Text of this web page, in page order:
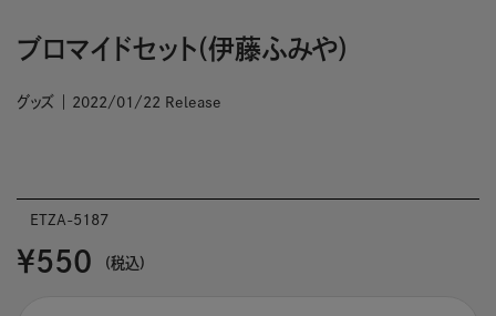
ブロマイドセット(伊藤ふみや)
グッズ 2022/01/22 Release
ETZA-5187
￥550 (税込)